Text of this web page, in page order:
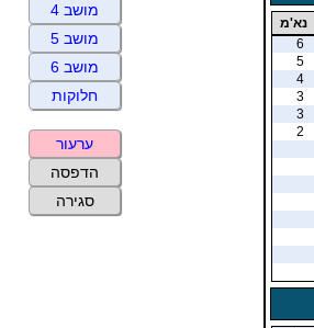
נא'מ
6
5
4
3
3
2
מושב 4
מושב 5
מושב 6
חלוקות
ערעור
הדפסה
סגירה